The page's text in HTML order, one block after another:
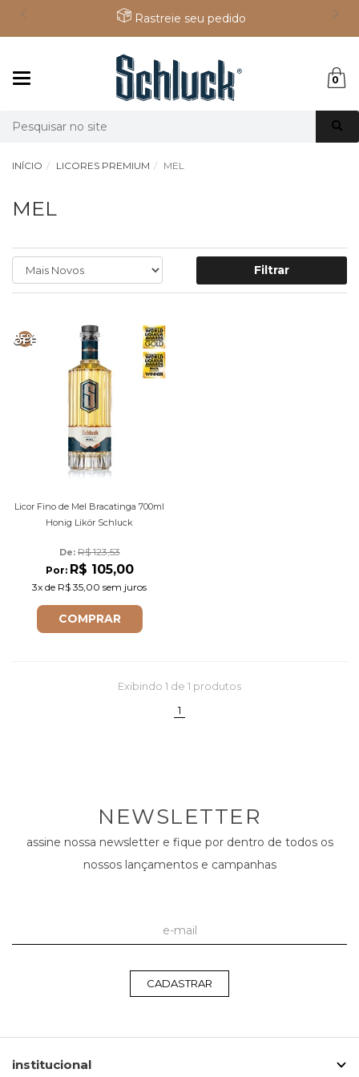
Rastreie seu pedido
0
INÍCIO LICORES PREMIUM MEL
MEL
Filtrar
15%
OFF
Licor Fino de Mel Bracatinga 700ml
Honig Likör Schluck
De: R$ 123,53
Por: R$ 105,00
3x de R$ 35,00 sem juros
COMPRAR
Exibindo 1 de 1 produtos
1
NEWSLETTER
assine nossa newsletter e fique por dentro de todos os
nossos lançamentos e campanhas
CADASTRAR
institucional